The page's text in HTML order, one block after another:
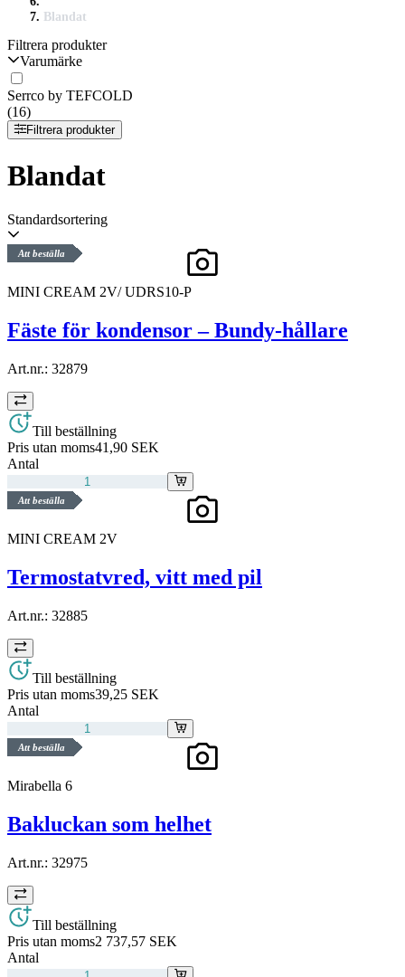
Blandat
Filtrera produkter
Varumärke
Serrco by TEFCOLD
(16)
Filtrera produkter
Blandat
Standardsortering
Att beställa
MINI CREAM 2V/ UDRS10-P
Fäste för kondensor – Bundy-hållare
Art.nr.: 32879
Till beställning
Pris utan moms41,90 SEK
Antal
Att beställa
MINI CREAM 2V
Termostatvred, vitt med pil
Art.nr.: 32885
Till beställning
Pris utan moms39,25 SEK
Antal
Att beställa
Mirabella 6
Bakluckan som helhet
Art.nr.: 32975
Till beställning
Pris utan moms2 737,57 SEK
Antal